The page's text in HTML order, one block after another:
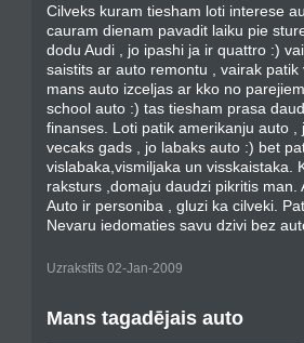
Cilveks kuram tiesham loti interese
cauram dienam pavadit laiku pie
dodu Audi , jo ipashi ja ir quattro :)
saistits ar auto remontu , vairak
mans auto izceljas ar kko no
school auto :) tas tiesham prasa
finanses. Loti patik amerikanju auto
vecaks gads , jo labaks auto :) bet
vislabaka,vismiljaka un visskaistaka.
raksturs ,domaju daudzi pikritis
Auto ir personiba , gluzi ka cilveki.
Nevaru iedomaties savu dzivi bez
Uzrakstīts 02-Jan-2009
Mans tagadējais auto